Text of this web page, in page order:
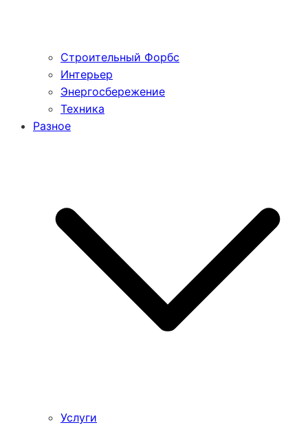
Строительный Форбс
Интерьер
Энергосбережение
Техника
Разное
Услуги